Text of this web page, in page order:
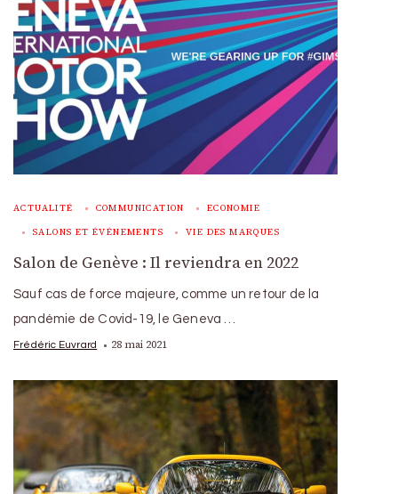
ACTUALITÉ COMMUNICATION ECONOMIE
SALONS ET ÉVÉNEMENTS VIE DES MARQUES
Salon de Genève : Il reviendra en 2022
Sauf cas de force majeure, comme un retour de la
pandémie de Covid-19, le Geneva …
Frédéric Euvrard 28 mai 2021